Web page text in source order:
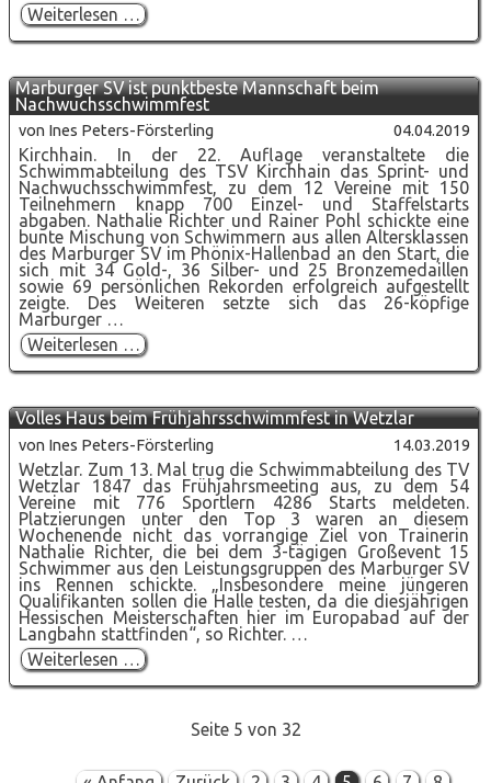
Weiterlesen …Jan
Prennig
gewinnt
Meister-
Titel
der
Masters
Marburger SV ist punktbeste Mannschaft beim
Nachwuchsschwimmfest
04.04.2019
von Ines Peters-Försterling
Kirchhain. In der 22. Auflage veranstaltete die
Schwimmabteilung des TSV Kirchhain das Sprint- und
Nachwuchsschwimmfest, zu dem 12 Vereine mit 150
Teilnehmern knapp 700 Einzel- und Staffelstarts
abgaben. Nathalie Richter und Rainer Pohl schickte eine
bunte Mischung von Schwimmern aus allen Altersklassen
des Marburger SV im Phönix-Hallenbad an den Start, die
sich mit 34 Gold-, 36 Silber- und 25 Bronzemedaillen
sowie 69 persönlichen Rekorden erfolgreich aufgestellt
zeigte. Des Weiteren setzte sich das 26-köpfige
Marburger …
Weiterlesen …Marburger
SV
ist
Mannschaft
beim
Nachwuchsschwimmfest
Volles Haus beim Frühjahrsschwimmfest in Wetzlar
14.03.2019
von Ines Peters-Försterling
Wetzlar. Zum 13. Mal trug die Schwimmabteilung des TV
Wetzlar 1847 das Frühjahrsmeeting aus, zu dem 54
Vereine mit 776 Sportlern 4286 Starts meldeten.
Platzierungen unter den Top 3 waren an diesem
Wochenende nicht das vorrangige Ziel von Trainerin
Nathalie Richter, die bei dem 3-tägigen Großevent 15
Schwimmer aus den Leistungsgruppen des Marburger SV
ins Rennen schickte. „Insbesondere meine jüngeren
Qualifikanten sollen die Halle testen, da die diesjährigen
Hessischen Meisterschaften hier im Europabad auf der
Langbahn stattfinden“, so Richter. …
Weiterlesen … Volles
Haus
beim
Wetzlar
Seite 5 von 32